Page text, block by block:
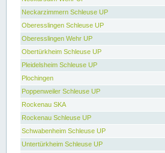
Neckarzimmern Schleuse UP
Oberesslingen Schleuse UP
Oberesslingen Wehr UP
Obertürkheim Schleuse UP
Pleidelsheim Schleuse UP
Plochingen
Poppenweiler Schleuse UP
Rockenau SKA
Rockenau Schleuse UP
Schwabenheim Schleuse UP
Untertürkheim Schleuse UP